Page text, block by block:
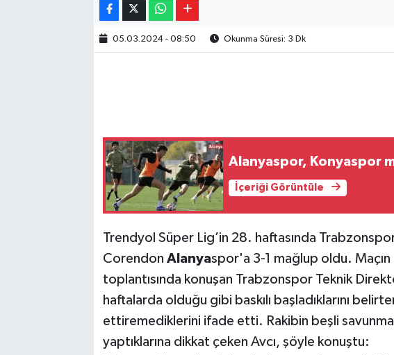
05.03.2024 - 08:50 Okunma Süresi: 3 Dk
Alanyaspor, Konyaspor
İçeriği Görüntüle
Trendyol Süper Lig’in 28. haftasında
Corendon Alanyaspor'a 3-1 mağlup oldu. Maçın
toplantısında konuşan Trabzonspor Teknik
haftalarda olduğu gibi baskılı başladıklarını
ettiremediklerini ifade etti. Rakibin beşli
yaptıklarına dikkat çeken Avcı, şöyle konuştu: